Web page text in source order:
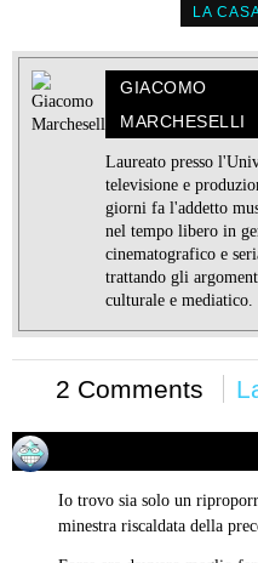
LA
GIACOMO
MARCHESELLI
Laureato presso
televisione e
giorni fa l'addetto
nel tempo libero in
cinematografico e
trattando gli
culturale e mediatico.
2 Comments
Io trovo sia solo un
minestra riscaldata della